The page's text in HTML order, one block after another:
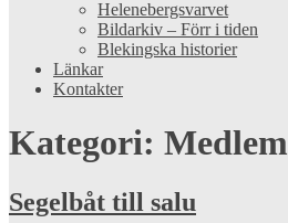
Helenebergsvarvet
Bildarkiv – Förr i tiden
Blekingska historier
Länkar
Kontakter
Kategori: Medlem
Segelbåt till salu